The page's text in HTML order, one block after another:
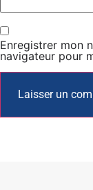
Enregistrer mon
navigateur pour